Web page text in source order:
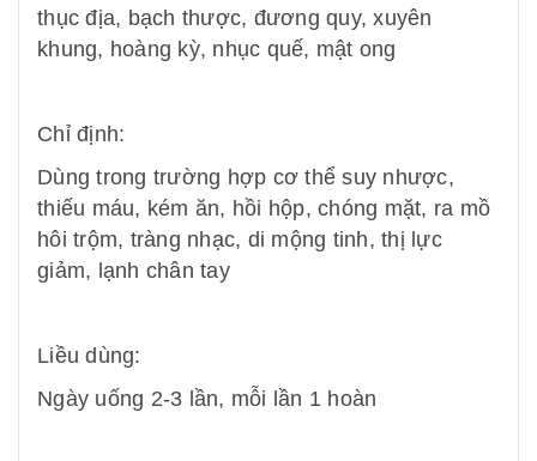
thục địa, bạch thược, đương quy, xuyên
khung, hoàng kỳ, nhục quế, mật ong
Chỉ định:
Dùng trong trường hợp cơ thể suy nhược,
thiếu máu, kém ăn, hồi hộp, chóng mặt, ra mồ
hôi trộm, tràng nhạc, di mộng tinh, thị lực
giảm, lạnh chân tay
Liều dùng:
Ngày uống 2-3 lần, mỗi lần 1 hoàn